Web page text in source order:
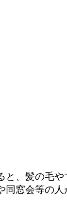
、髪の毛
窓会等の